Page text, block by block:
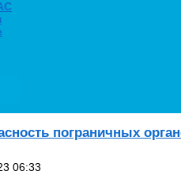
пограничных
06:33